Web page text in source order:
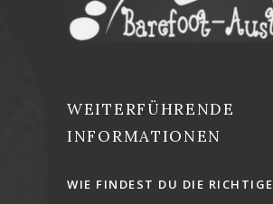
WEITERFÜHRENDE
INFORMATIONEN
WIE FINDEST DU DIE RICHTIGE